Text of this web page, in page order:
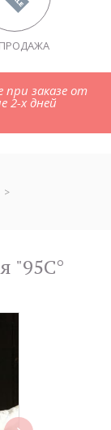
при заказе от
2-х дней
>